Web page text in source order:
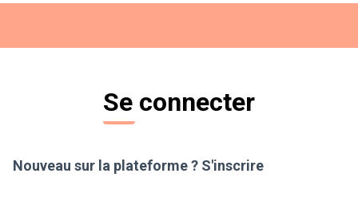
Se connecter
Nouveau sur la plateforme ? S'inscrire